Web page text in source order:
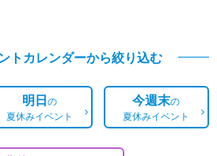
トカレンダーから絞り込む
明日の
夏休みイベント
今週末の
夏休みイベント